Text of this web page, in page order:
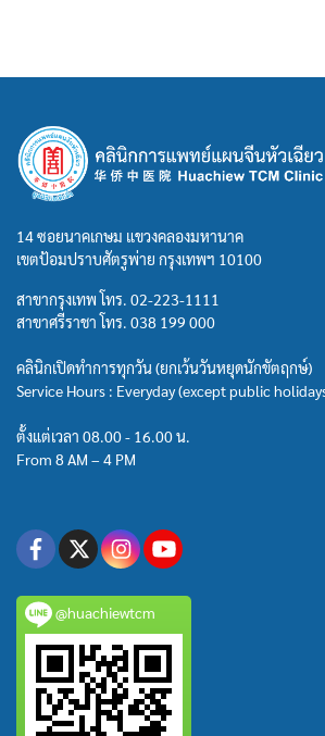
14 ซอยนาคเกษม แขวงคลองมหานาค
เขตป้อมปราบศัตรูพ่าย กรุงเทพฯ 10100
สาขากรุงเทพ โทร. 02-223-1111
สาขาศรีราชา โทร. 038 199 000
คลินิกเปิดทำการทุกวัน (ยกเว้นวันหยุดนักขัตฤกษ์)
Service Hours : Everyday (except public
ตั้งแต่เวลา 08.00 - 16.00 น.
From 8 AM – 4 PM
@huachiewtcm